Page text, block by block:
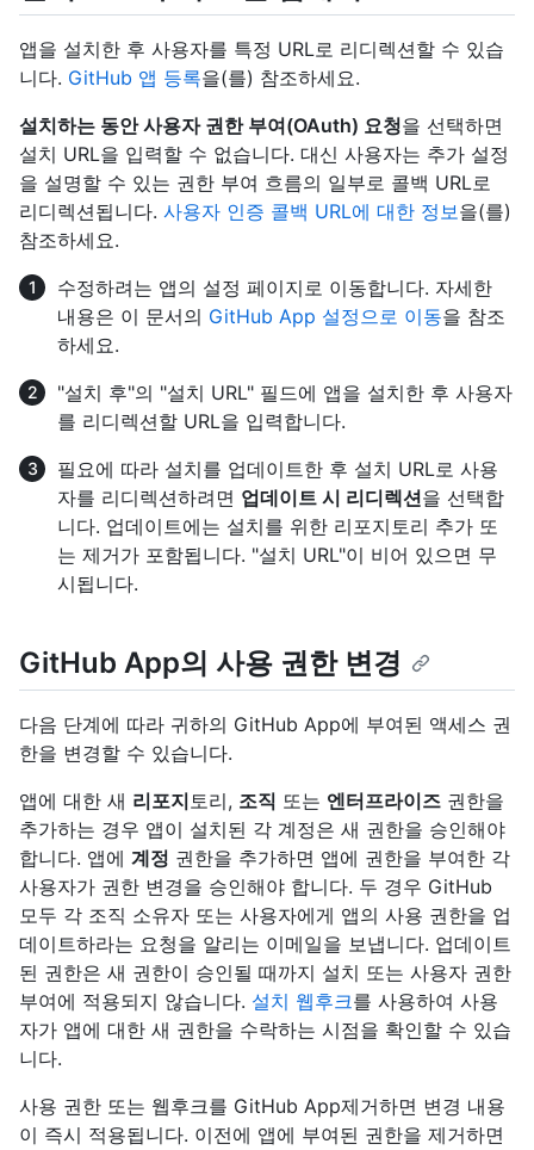
앱을 설치한 후 사용자를 특정 URL로 리디렉션할 수 있습
니다. GitHub 앱 등록을(를) 참조하세요.
설치하는 동안 사용자 권한 부여(OAuth) 요청을 선택하면
설치 URL을 입력할 수 없습니다. 대신 사용자는 추가 설정
을 설명할 수 있는 권한 부여 흐름의 일부로 콜백 URL로
리디렉션됩니다. 사용자 인증 콜백 URL에 대한 정보을(를)
참조하세요.
수정하려는 앱의 설정 페이지로 이동합니다. 자세한
내용은 이 문서의 GitHub App 설정으로 이동을 참조
하세요.
"설치 후"의 "설치 URL" 필드에 앱을 설치한 후 사용자
를 리디렉션할 URL을 입력합니다.
필요에 따라 설치를 업데이트한 후 설치 URL로 사용
자를 리디렉션하려면 업데이트 시 리디렉션을 선택합
니다. 업데이트에는 설치를 위한 리포지토리 추가 또
는 제거가 포함됩니다. "설치 URL"이 비어 있으면 무
시됩니다.
GitHub App의 사용 권한 변경
다음 단계에 따라 귀하의 GitHub App에 부여된 액세스 권
한을 변경할 수 있습니다.
앱에 대한 새 리포지토리, 조직 또는 엔터프라이즈 권한을
추가하는 경우 앱이 설치된 각 계정은 새 권한을 승인해야
합니다. 앱에 계정 권한을 추가하면 앱에 권한을 부여한 각
사용자가 권한 변경을 승인해야 합니다. 두 경우 GitHub
모두 각 조직 소유자 또는 사용자에게 앱의 사용 권한을 업
데이트하라는 요청을 알리는 이메일을 보냅니다. 업데이트
된 권한은 새 권한이 승인될 때까지 설치 또는 사용자 권한
부여에 적용되지 않습니다. 설치 웹후크를 사용하여 사용
자가 앱에 대한 새 권한을 수락하는 시점을 확인할 수 있습
니다.
사용 권한 또는 웹후크를 GitHub App제거하면 변경 내용
이 즉시 적용됩니다. 이전에 앱에 부여된 권한을 제거하면